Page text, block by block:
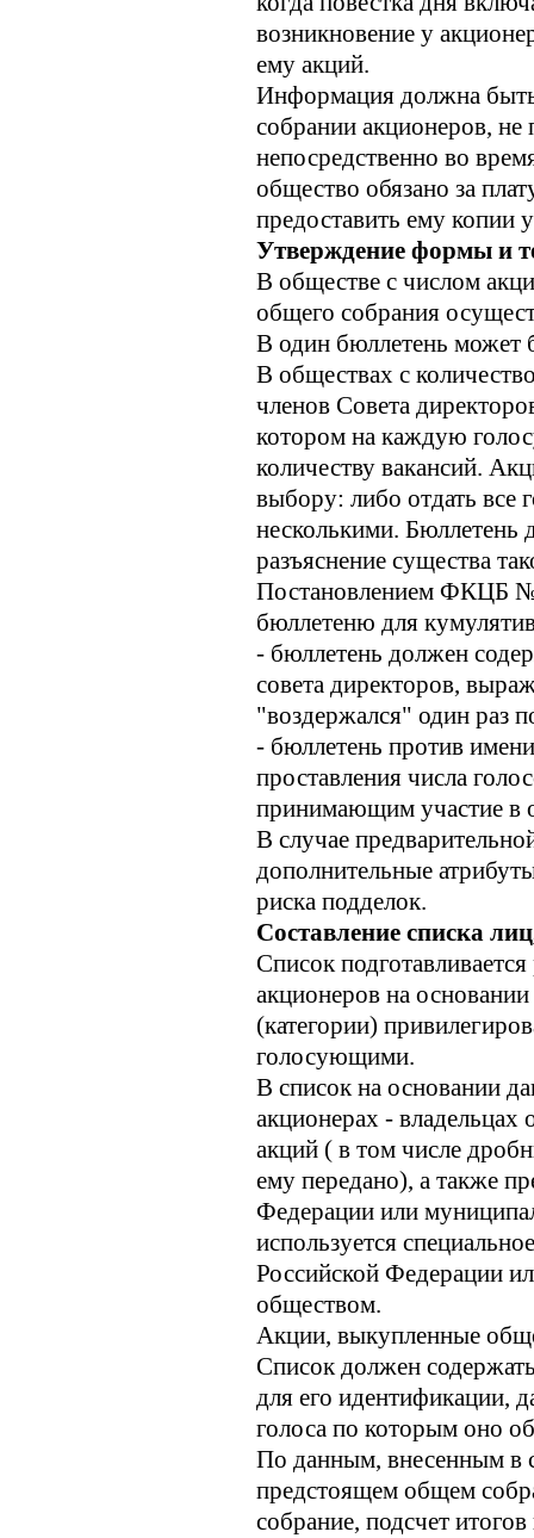
возникновение у
ему акций.
Информация должна
собрании акционеров, не
непосредственно во
общество обязано за
предоставить ему копии
Утверждение формы и
В обществе с числом
общего собрания
В один бюллетень может
В обществах с
членов Совета
котором на каждую
количеству вакансий.
выбору: либо отдать все
несколькими. Бюллетень
разъяснение существа
Постановлением ФКЦБ №
бюллетеню для
- бюллетень должен
совета директоров,
"воздержался" один раз
- бюллетень против
проставления числа
принимающим участие в
В случае
дополнительные
риска подделок.
Составление списка
Список
акционеров на
(категории)
голосующими.
В список на основании
акционерах -
акций ( в том числе
ему передано), а также
Федерации или
используется
Российской Федерации
обществом.
Акции, выкупленные
Список должен
для его идентификации,
голоса по которым оно
По данным, внесенным в
предстоящем общем
собрание, подсчет